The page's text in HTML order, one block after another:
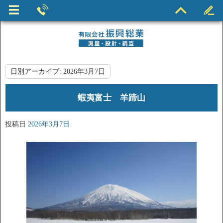
日別アーカイブ: 2026年3月7日
蝦夷富士 羊蹄山
投稿日 2026年3月7日